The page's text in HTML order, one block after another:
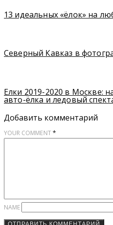
13 идеальных «ёлок» на
Северный Кавказ в
Елки 2019-2020 в Москве:
авто-ёлка и ледовый
Добавить комментарий
YOUR COMMENT*
NAME